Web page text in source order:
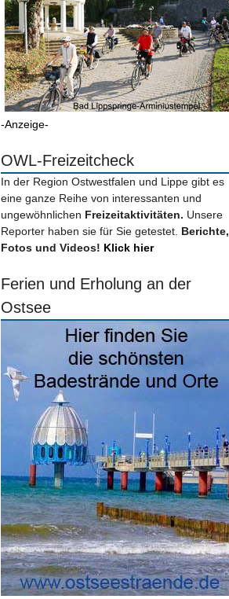
-Anzeige-
OWL-Freizeitcheck
In der Region Ostwestfalen und Lippe gibt es
eine ganze Reihe von interessanten und
ungewöhnlichen Freizeitaktivitäten. Unsere
Reporter haben sie für Sie getestet. Berichte,
Fotos und Videos! Klick hier
Ferien und Erholung an der
Ostsee